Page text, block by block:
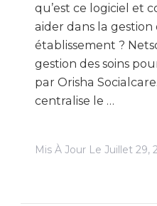
qu’est ce logiciel et
aider dans la gestion
établissement ?
gestion des soins
par Orisha
centralise le …
Mis À Jour Le Juillet 29,